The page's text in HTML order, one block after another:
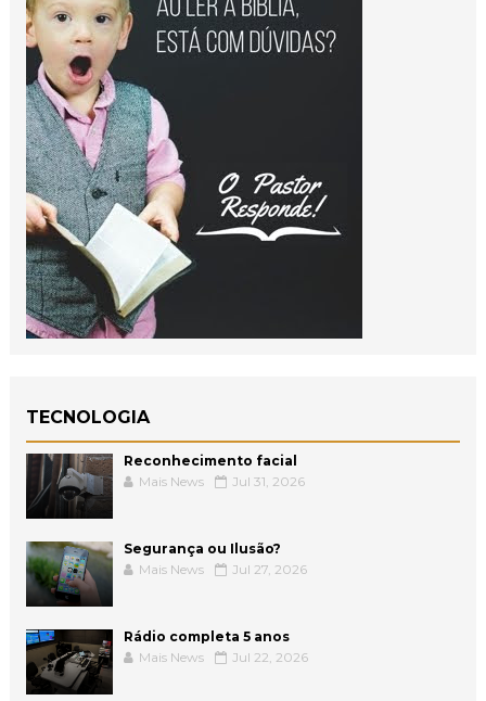
TECNOLOGIA
Reconhecimento facial
Mais News
Jul 31, 2026
Segurança ou Ilusão?
Mais News
Jul 27, 2026
Rádio completa 5 anos
Mais News
Jul 22, 2026